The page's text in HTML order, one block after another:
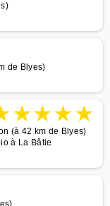
de Blyes)
★★★★
(à 42 km de Blyes)
à La Bâtie